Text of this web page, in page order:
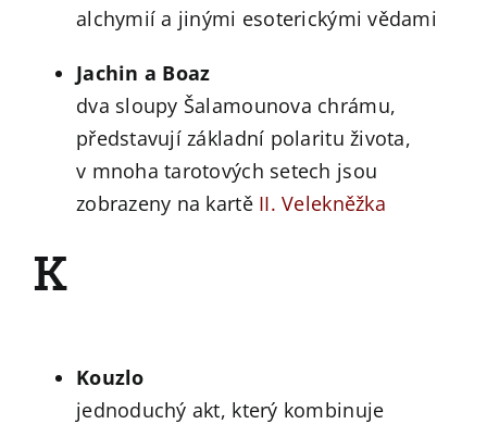
alchymií a jinými esoterickými vědami
Jachin a Boaz
dva sloupy Šalamounova chrámu,
představují základní polaritu života,
v mnoha tarotových setech jsou
zobrazeny na kartěII. Velekněžka
K
Kouzlo
jednoduchý akt, který kombinuje